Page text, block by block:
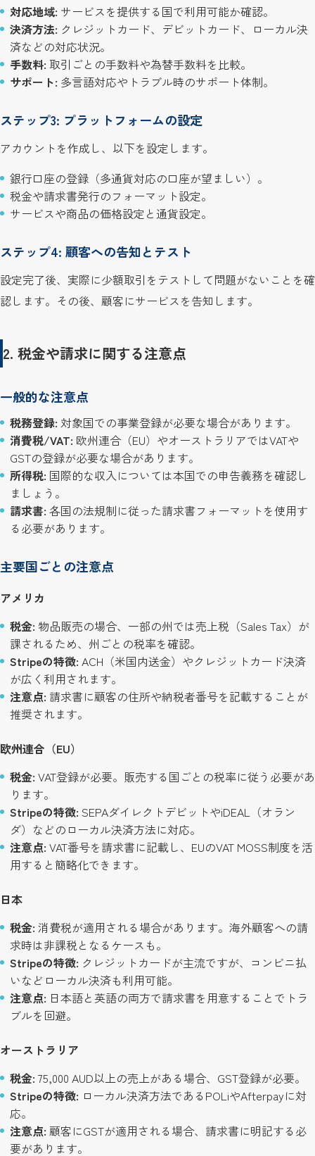
対応地域: サービスを提供する国で利用可能か確認。
決済方法: クレジットカード、デビットカード、ローカル決
済などの対応状況。
手数料: 取引ごとの手数料や為替手数料を比較。
サポート: 多言語対応やトラブル時のサポート体制。
ステップ3: プラットフォームの設定
アカウントを作成し、以下を設定します。
銀行口座の登録（多通貨対応の口座が望ましい）。
税金や請求書発行のフォーマット設定。
サービスや商品の価格設定と通貨設定。
ステップ4: 顧客への告知とテスト
設定完了後、実際に少額取引をテストして問題がないことを確
認します。その後、顧客にサービスを告知します。
2. 税金や請求に関する注意点
一般的な注意点
税務登録: 対象国での事業登録が必要な場合があります。
消費税/VAT: 欧州連合（EU）やオーストラリアではVATや
GSTの登録が必要な場合があります。
所得税: 国際的な収入については本国での申告義務を確認し
ましょう。
請求書: 各国の法規制に従った請求書フォーマットを使用す
る必要があります。
主要国ごとの注意点
アメリカ
税金: 物品販売の場合、一部の州では売上税（Sales Tax）が
課されるため、州ごとの税率を確認。
Stripeの特徴: ACH（米国内送金）やクレジットカード決済
が広く利用されます。
注意点: 請求書に顧客の住所や納税者番号を記載することが
推奨されます。
欧州連合（EU）
税金: VAT登録が必要。販売する国ごとの税率に従う必要があ
ります。
Stripeの特徴: SEPAダイレクトデビットやiDEAL（オラン
ダ）などのローカル決済方法に対応。
注意点: VAT番号を請求書に記載し、EUのVAT MOSS制度を活
用すると簡略化できます。
日本
税金: 消費税が適用される場合があります。海外顧客への請
求時は非課税となるケースも。
Stripeの特徴: クレジットカードが主流ですが、コンビニ払
いなどローカル決済も利用可能。
注意点: 日本語と英語の両方で請求書を用意することでトラ
ブルを回避。
オーストラリア
税金: 75,000 AUD以上の売上がある場合、GST登録が必要。
Stripeの特徴: ローカル決済方法であるPOLiやAfterpayに対
応。
注意点: 顧客にGSTが適用される場合、請求書に明記する必
要があります。